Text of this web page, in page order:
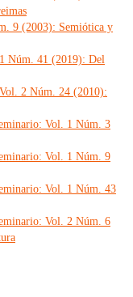
9 (2003): Semiótica y
Núm. 41 (2019): Del
2 Núm. 24 (2010):
Vol. 1 Núm. 3
Vol. 1 Núm. 9
Vol. 1 Núm. 43
Vol. 2 Núm. 6